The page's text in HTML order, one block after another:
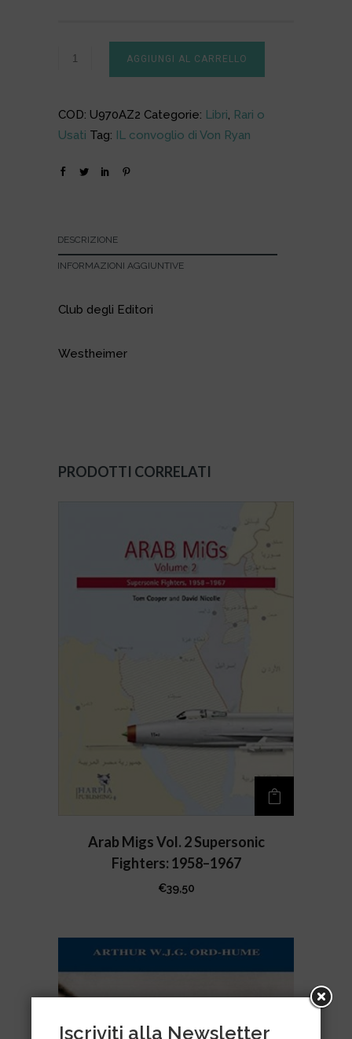
AGGIUNGI AL CARRELLO
COD: U970AZ2 Categorie: Libri, Rari o
Usati Tag: IL convoglio di Von Ryan
DESCRIZIONE
INFORMAZIONI AGGIUNTIVE
Club degli Editori
Westheimer
PRODOTTI CORRELATI
Arab Migs Vol. 2 Supersonic
Fighters: 1958–1967
€39,50
Iscriviti alla Newsletter